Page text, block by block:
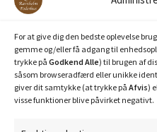
For at give dig den bedste oplevelse
gemme og/eller få adgang til
trykke på Godkend Alle) til brugen af
såsom browseradfærd eller unikke
giver dit samtykke (at trykke på Afvis)
visse funktioner blive påvirket negativt.
Bank: Nordea / Reg: 2413